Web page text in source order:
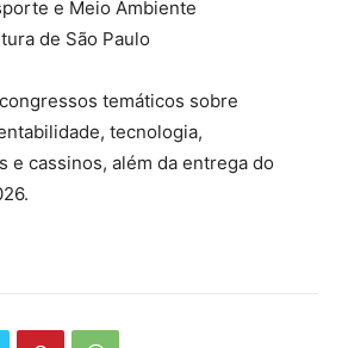
e Meio Ambiente
de São Paulo
temáticos sobre
tecnologia,
e cassinos, além da entrega do